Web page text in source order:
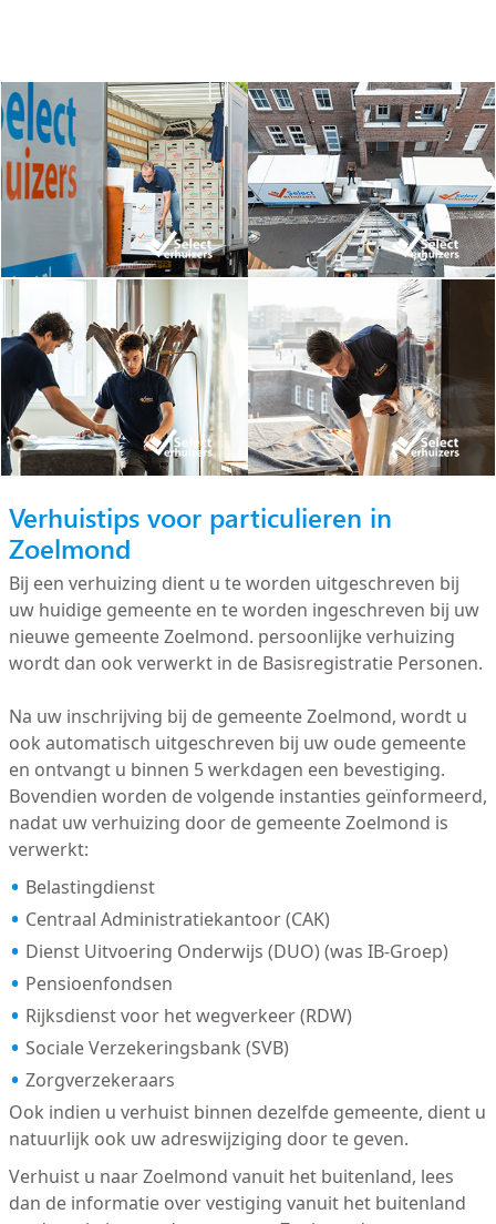
Verhuistips voor particulieren in
Zoelmond
Bij een verhuizing dient u te worden uitgeschreven bij
uw huidige gemeente en te worden ingeschreven bij uw
nieuwe gemeente Zoelmond. persoonlijke verhuizing
wordt dan ook verwerkt in de Basisregistratie Personen.
Na uw inschrijving bij de gemeente Zoelmond, wordt u
ook automatisch uitgeschreven bij uw oude gemeente
en ontvangt u binnen 5 werkdagen een bevestiging.
Bovendien worden de volgende instanties geïnformeerd,
nadat uw verhuizing door de gemeente Zoelmond is
verwerkt:
Belastingdienst
Centraal Administratiekantoor (CAK)
Dienst Uitvoering Onderwijs (DUO) (was IB-Groep)
Pensioenfondsen
Rijksdienst voor het wegverkeer (RDW)
Sociale Verzekeringsbank (SVB)
Zorgverzekeraars
Ook indien u verhuist binnen dezelfde gemeente, dient u
natuurlijk ook uw adreswijziging door te geven.
Verhuist u naar Zoelmond vanuit het buitenland, lees
dan de informatie over vestiging vanuit het buitenland